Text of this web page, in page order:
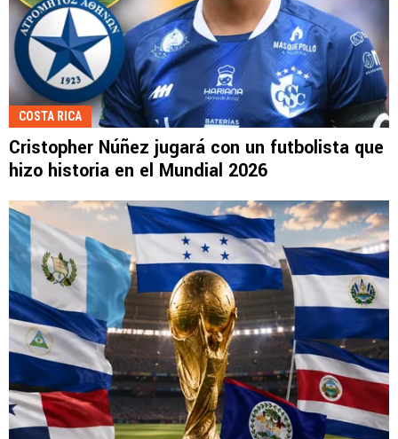
COSTA RICA
Cristopher Núñez jugará con un futbolista que
hizo historia en el Mundial 2026